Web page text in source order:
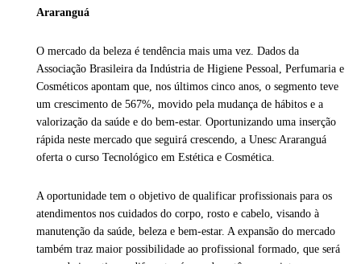
Araranguá
O mercado da beleza é tendência mais uma vez. Dados da
Associação Brasileira da Indústria de Higiene Pessoal, Perfumaria e
Cosméticos apontam que, nos últimos cinco anos, o segmento teve
um crescimento de 567%, movido pela mudança de hábitos e a
valorização da saúde e do bem-estar. Oportunizando uma inserção
rápida neste mercado que seguirá crescendo, a Unesc Araranguá
oferta o curso Tecnológico em Estética e Cosmética.
A oportunidade tem o objetivo de qualificar profissionais para os
atendimentos nos cuidados do corpo, rosto e cabelo, visando à
manutenção da saúde, beleza e bem-estar. A expansão do mercado
também traz maior possibilidade ao profissional formado, que será